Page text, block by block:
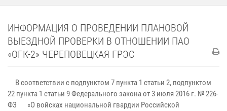
ИНФОРМАЦИЯ О ПРОВЕДЕНИИ ПЛАНОВОЙ
ВЫЕЗДНОЙ ПРОВЕРКИ В ОТНОШЕНИИ ПАО
«ОГК-2» ЧЕРЕПОВЕЦКАЯ ГРЭС
В соответствии с подпунктом 7 пункта 1 статьи 2, подпунктом
22 пункта 1 статьи 9 Федерального закона от 3 июля 2016 г. № 226-
ФЗ «О войсках национальной гвардии Российской